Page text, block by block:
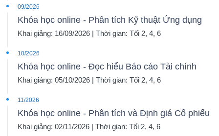
09/2026
Khóa học online - Phân tích Kỹ thuật Ứng dụng
Khai giảng: 16/09/2026 | Thời gian: Tối 2, 4, 6
10/2026
Khóa học online - Đọc hiểu Báo cáo Tài chính
Khai giảng: 05/10/2026 | Thời gian: Tối 2, 4, 6
11/2026
Khóa học online - Phân tích và Định giá Cổ phiếu
Khai giảng: 02/11/2026 | Thời gian: Tối 2, 4, 6